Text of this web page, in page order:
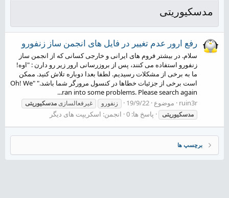
مدسکیوریتی
رفع ارور عدم تغییر در فایل های انجمن ساز زنفورو
سلام. در بیشتر فروم های ایرانی و خارجی کسانی که از انجمن ساز
زنفورو استفاده می کنند، پس از بروزرسانی ارور زیر رو دارن : "اوه!
ما به برخی از مشکلات رسیدیم. لطفا بعدا دوباره تلاش کنید. ممکن
است برخی از جزئیات خطاها در کنسول مرورگر شما باشد." "Oh! We
ran into some problems. Please search again...
ruin3r
موضوع 19/9/22 زنفورو غیرفعالسازیمدسکیوریتی
مدسکیوریتی
پاسخ ها: 0 انجمن: اسکریپت های دیگر
برچسپ ها